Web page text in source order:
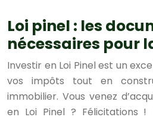
Loi pinel : les
nécessaires pour
Investir en Loi Pinel est un
vos impôts tout en
immobilier. Vous venez
en Loi Pinel ? Félicitations